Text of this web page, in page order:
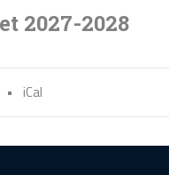
2027-2028
• iCal